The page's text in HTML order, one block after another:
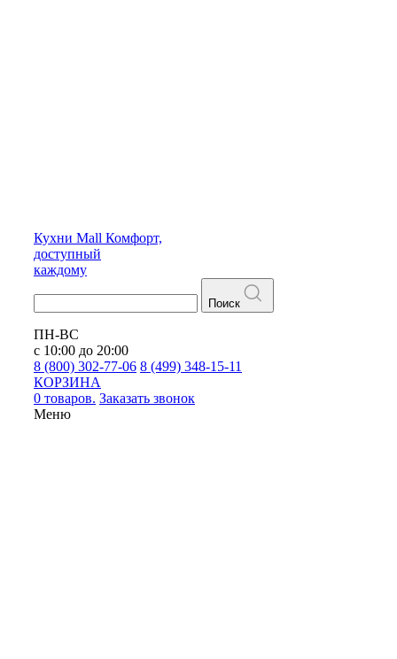
Кухни Mall Комфорт,
доступный
каждому
Поиск
ПН-ВС
с 10:00 до 20:00
8 (800) 302-77-06 8 (499) 348-15-11
КОРЗИНА
0 товаров. Заказать звонок
Меню